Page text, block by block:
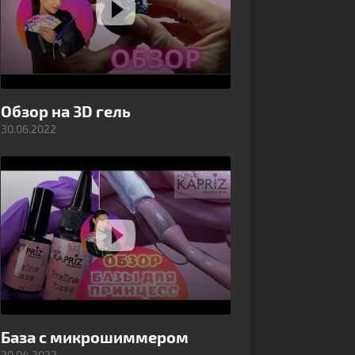
Обзор на 3D гель
30.06.2022
База с микрошиммером